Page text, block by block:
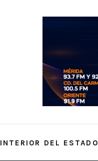
INTERIOR DEL ESTADO